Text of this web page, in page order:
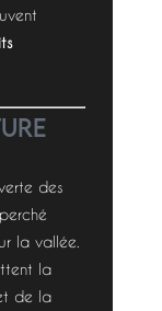
des
la vallée.
la
de la